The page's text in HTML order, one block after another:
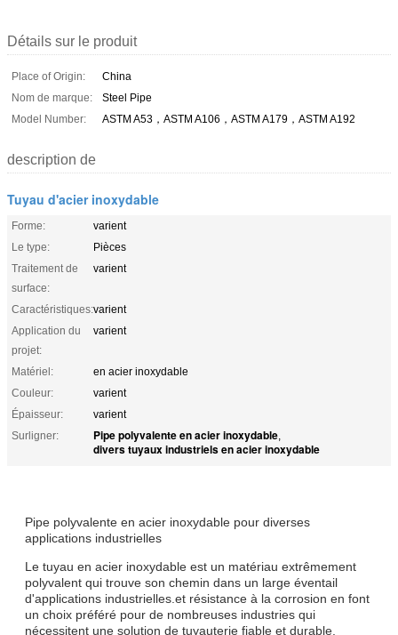
Détails sur le produit
Place of Origin:
China
Nom de marque:
Steel Pipe
Model Number:
ASTM A53，ASTM A106，ASTM A179，ASTM A192
description de
Tuyau d'acier inoxydable
Forme:
varient
Le type:
Pièces
Traitement de
surface:
varient
Caractéristiques:varient
Application du
projet:
varient
Matériel:
en acier inoxydable
Couleur:
varient
Épaisseur:
varient
Surligner:
Pipe polyvalente en acier inoxydable,
divers tuyaux industriels en acier inoxydable
Pipe polyvalente en acier inoxydable pour diverses
applications industrielles
Le tuyau en acier inoxydable est un matériau extrêmement
polyvalent qui trouve son chemin dans un large éventail
d'applications industrielles.et résistance à la corrosion en font
un choix préféré pour de nombreuses industries qui
nécessitent une solution de tuyauterie fiable et durable.